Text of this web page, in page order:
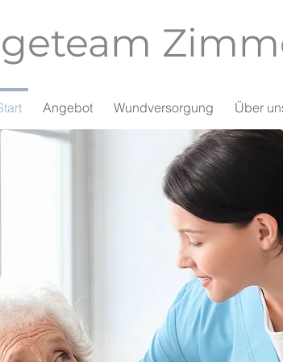
Angebot Wundversorgung Über